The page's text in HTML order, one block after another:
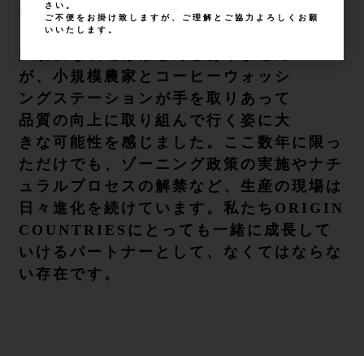
ーの魅力にあっという間に虜になり
ました。土地の起伏が激しいため、
大規模な農地はほとんどありません
が、小規模農家とコーヒーウォッシ
ングステーションが手を取りあって
品質の向上に取り組んで行く姿に大
きな可能性を感じました。ここ数年に限っ
ただけでも、ゾーニング政策の実施やナチ
ュラルプロセスの解禁など、生産の現場は
日々進化を続けています。私たちORIGIN
COUNTRIESにとっても一緒に成長して
いけるパートナーとして、なくてはならな
い存在です。
さい。
ご不便をお掛け致しますが、ご理解とご協力よろしくお願
いいたします。